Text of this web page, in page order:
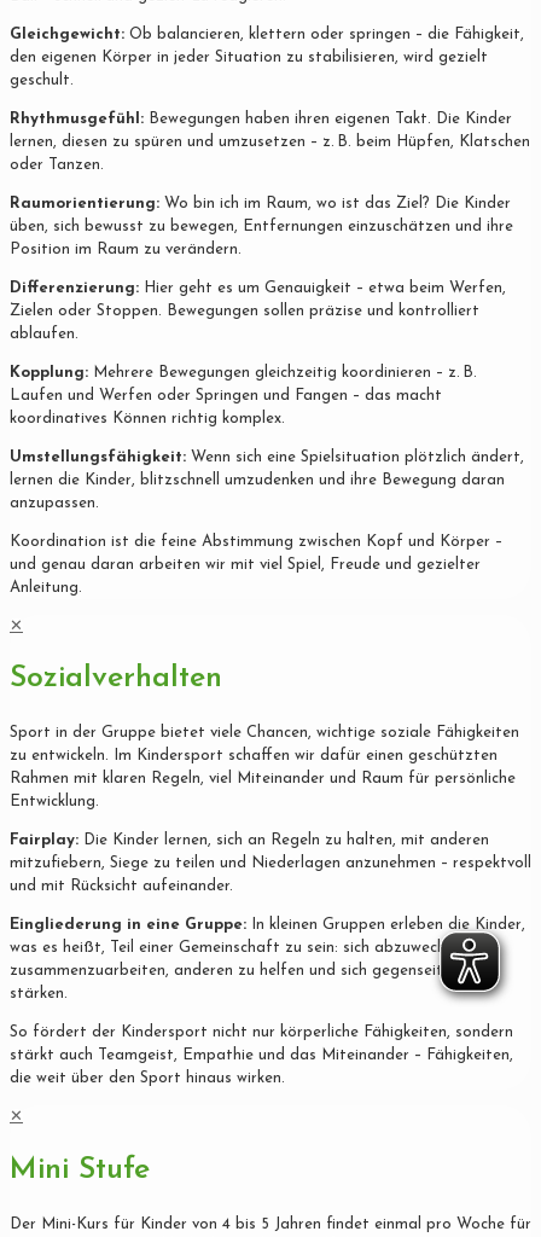
Gleichgewicht: Ob balancieren, klettern oder springen – die Fähigkeit,
den eigenen Körper in jeder Situation zu stabilisieren, wird gezielt
geschult.
Rhythmusgefühl: Bewegungen haben ihren eigenen Takt. Die Kinder
lernen, diesen zu spüren und umzusetzen – z. B. beim Hüpfen, Klatschen
oder Tanzen.
Raumorientierung: Wo bin ich im Raum, wo ist das Ziel? Die Kinder
üben, sich bewusst zu bewegen, Entfernungen einzuschätzen und ihre
Position im Raum zu verändern.
Differenzierung: Hier geht es um Genauigkeit – etwa beim Werfen,
Zielen oder Stoppen. Bewegungen sollen präzise und kontrolliert
ablaufen.
Kopplung: Mehrere Bewegungen gleichzeitig koordinieren – z. B.
Laufen und Werfen oder Springen und Fangen – das macht
koordinatives Können richtig komplex.
Umstellungsfähigkeit: Wenn sich eine Spielsituation plötzlich ändert,
lernen die Kinder, blitzschnell umzudenken und ihre Bewegung daran
anzupassen.
Koordination ist die feine Abstimmung zwischen Kopf und Körper –
und genau daran arbeiten wir mit viel Spiel, Freude und gezielter
Anleitung.
✕
Sozialverhalten
Sport in der Gruppe bietet viele Chancen, wichtige soziale Fähigkeiten
zu entwickeln. Im Kindersport schaffen wir dafür einen geschützten
Rahmen mit klaren Regeln, viel Miteinander und Raum für persönliche
Entwicklung.
Fairplay: Die Kinder lernen, sich an Regeln zu halten, mit anderen
mitzufiebern, Siege zu teilen und Niederlagen anzunehmen – respektvoll
und mit Rücksicht aufeinander.
Eingliederung in eine Gruppe: In kleinen Gruppen erleben die Kinder,
was es heißt, Teil einer Gemeinschaft zu sein: sich abzuwechseln,
zusammenzuarbeiten, anderen zu helfen und sich gegenseitig zu
stärken.
So fördert der Kindersport nicht nur körperliche Fähigkeiten, sondern
stärkt auch Teamgeist, Empathie und das Miteinander – Fähigkeiten,
die weit über den Sport hinaus wirken.
✕
Mini Stufe
Der Mini-Kurs für Kinder von 4 bis 5 Jahren findet einmal pro Woche für